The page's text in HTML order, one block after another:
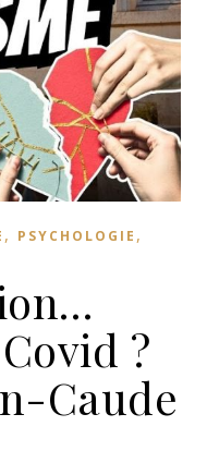
, PSYCHOLOGIE ,
?
Caude